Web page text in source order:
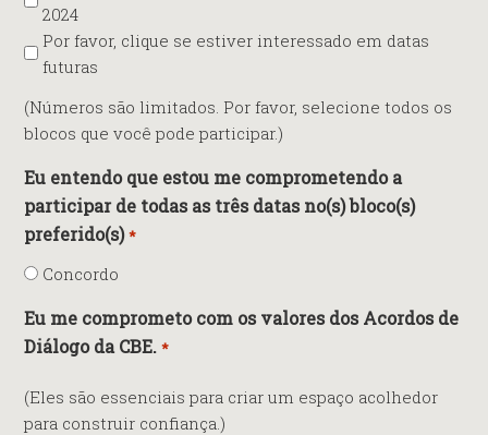
2024
Por favor, clique se estiver interessado em datas
futuras
(Números são limitados. Por favor, selecione todos os
blocos que você pode participar.)
Eu entendo que estou me comprometendo a
participar de todas as três datas no(s) bloco(s)
preferido(s) *
Concordo
Eu me comprometo com os valores dos Acordos de
Diálogo da CBE. *
(Eles são essenciais para criar um espaço acolhedor
para construir confiança.)